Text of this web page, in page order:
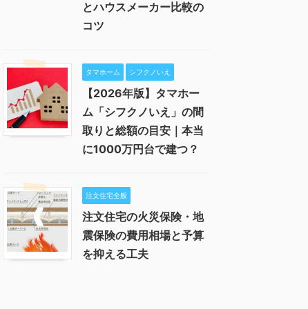
とハウスメーカー比較の
コツ
タマホーム シフクノいえ
【2026年版】タマホー
ム「シフクノいえ」の間
取りと総額の目安｜本当
に1000万円台で建つ？
注文住宅全般
注文住宅の火災保険・地
震保険の費用相場と予算
を抑える工夫